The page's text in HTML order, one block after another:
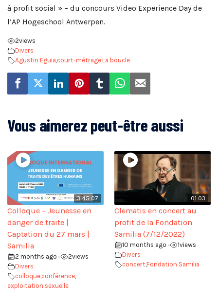
à profit social » – du concours Video Experience Day de
l’AP Hogeschool Antwerpen.
2views
Divers
Agustin Eguia,court-métrage,La boucle
Vous aimerez peut-être aussi
3:45:07
Colloque – Jeunesse en
danger de traite |
Captation du 27 mars |
Samilia
2 months ago • 2views
Divers
colloque,conférence,
exploitation sexuelle
01:03
Clematis en concert au
profit de la Fondation
Samilia (7/12/2022)
10 months ago • 1views
Divers
concert,Fondation Samilia